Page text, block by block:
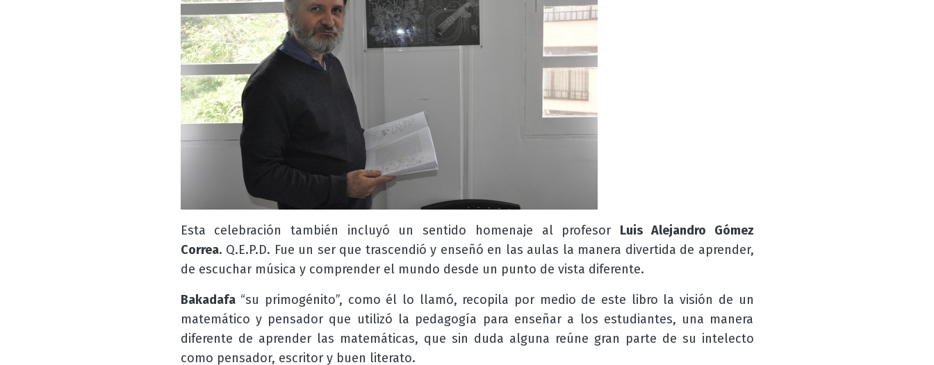
Esta celebración también incluyó un sentido homenaje al profesor Luis Alejandro Gómez
Correa. Q.E.P.D. Fue un ser que trascendió y enseñó en las aulas la manera divertida de aprender,
de escuchar música y comprender el mundo desde un punto de vista diferente.
Bakadafa“su primogénito”, como él lo llamó, recopila por medio de este libro la visión de un
matemático y pensador que utilizó la pedagogía para enseñar a los estudiantes, una manera
diferente de aprender las matemáticas, que sin duda alguna reúne gran parte de su intelecto
como pensador, escritor y buen literato.